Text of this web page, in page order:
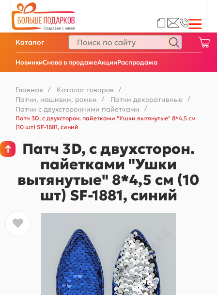
НовинкиСнова в продажеАкцииРаспродажа
Каталог
Главная / Каталог товаров /
Патчи, нашивки, рожки / Патчи декоративные /
Патчи с двухсторонними пайетками
/
Патч 3D, с двухсторон. пайетками "Ушки вытянутые" 8*4,5 см
(10 шт) SF-1881, синий
Патч 3D, с двухсторон.
пайетками "Ушки
вытянутые" 8*4,5 см (10
шт) SF-1881, синий